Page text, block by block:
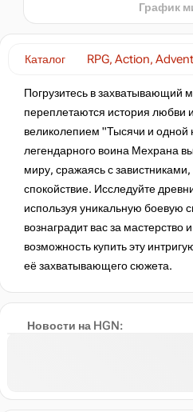
Новости на HGN:
Каталог RPG, Action,
Погрузитесь в захватывающий
переплетаются история любви
великолепием "Тысячи и одной
легендарного воина Мехрана
миру, сражаясь с
спокойствие. Исследуйте
используя уникальную боевую
вознаградит вас за мастерство
возможность купить эту
её захватывающего сюжета.
-3%по
График